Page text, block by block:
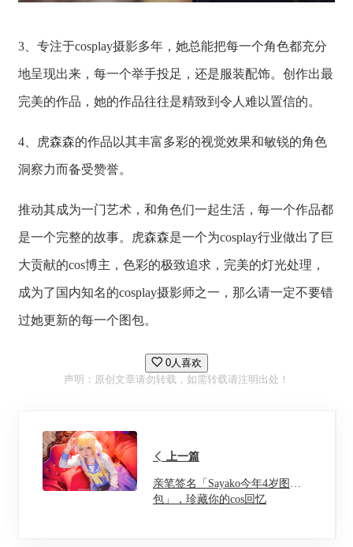
3、专注于cosplay摄影多年，她总能把每一个角色都充分
地呈现出来，每一个举手投足，还是服装配饰。创作出最
完美的作品，她的作品往往是精致到令人难以置信的。
4、虎森森的作品以其丰富多彩的视觉效果和敏锐的角色
洞察力而备受赞誉。
推动其成为一门艺术，和角色们一起生活，每一个作品都
是一个完整的故事。虎森森是一个为cosplay行业做出了巨
大贡献的cos博主，色彩的极致追求，完美的灯光处理，
成为了国内知名的cosplay摄影师之一，那么请一定不要错
过她更新的每一个图包。
0人喜欢
声明：原创文章请勿转载，如需转载请注明出处！
上一篇
亲笔签名「Sayako今年4岁图
包」，珍藏你的cos回忆